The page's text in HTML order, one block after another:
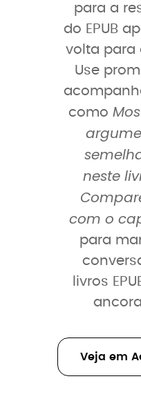
para a
do EPUB
volta para
Use
como
neste
com o
para
livros
Veja em